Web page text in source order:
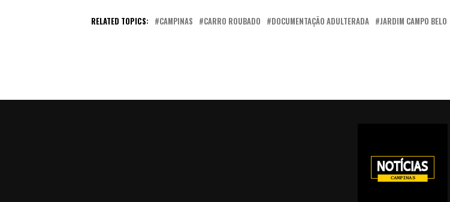
RELATED TOPICS: CAMPINAS CARRO ROUBADO DOCUMENTAÇÃO ADULTERADA JARDIM CAMPO BELO